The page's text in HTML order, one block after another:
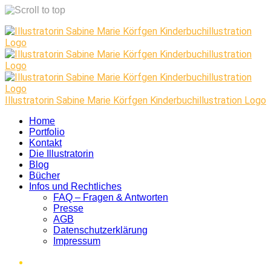
Skip
to
content
Illustratorin Sabine Marie Körfgen Kinderbuchillustration Logo
Home
Portfolio
Kontakt
Die Illustratorin
Blog
Bücher
Infos und Rechtliches
FAQ – Fragen & Antworten
Presse
AGB
Datenschutzerklärung
Impressum